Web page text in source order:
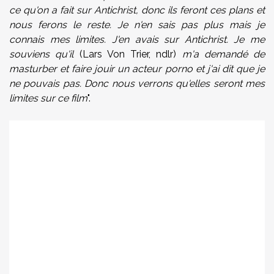
ce qu'on a fait sur Antichrist, donc ils feront ces plans et
nous ferons le reste. Je n'en sais pas plus mais je
connais mes limites. J'en avais sur Antichrist. Je me
souviens qu'il (Lars Von Trier, ndlr) m'a demandé de
masturber et faire jouir un acteur porno et j'ai dit que je
ne pouvais pas. Donc nous verrons qu'elles seront mes
limites sur ce film".